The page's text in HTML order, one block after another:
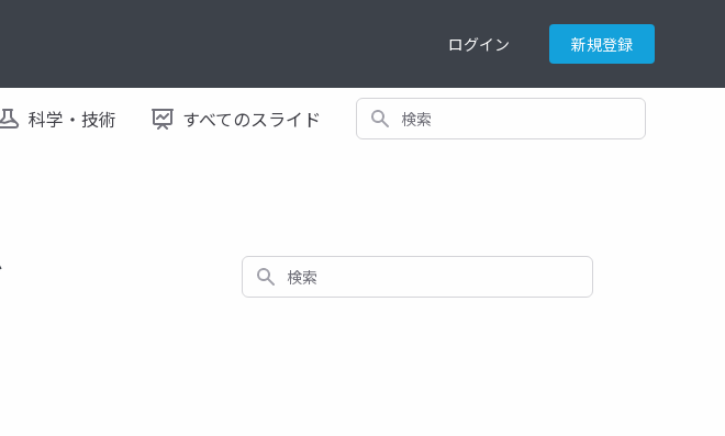
ログイン 新規登録
科学・技術 すべてのスライド 検索
検索